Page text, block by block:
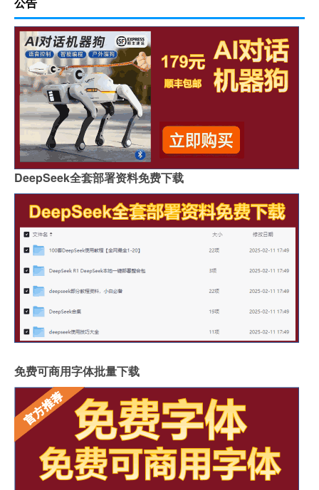
DeepSeek全套部署资料免费下载
免费可商用字体批量下载